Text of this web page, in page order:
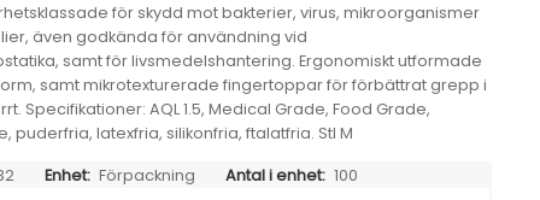
för skydd mot bakterier, virus, mikroorganismer
även godkända för användning vid
samt för livsmedelshantering. Ergonomiskt utformade
samt mikrotexturerade fingertoppar för förbättrat grepp i
Specifikationer: AQL 1.5, Medical Grade, Food Grade,
puderfria, latexfria, silikonfria, ftalatfria. Stl M
Enhet: Förpackning Antal i enhet: 100